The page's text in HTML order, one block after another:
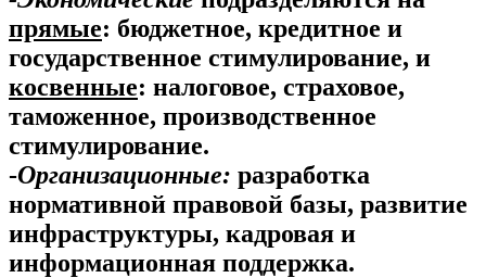
прямые: бюджетное, кредитное и
государственное стимулирование, и
косвенные: налоговое, страховое,
таможенное, производственное
стимулирование.
-Организационные: разработка
нормативной правовой базы, развитие
инфраструктуры, кадровая и
информационная поддержка.